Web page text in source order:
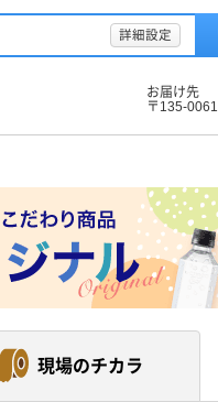
詳細設定
お届け先
〒135-0061
現場のチカラ